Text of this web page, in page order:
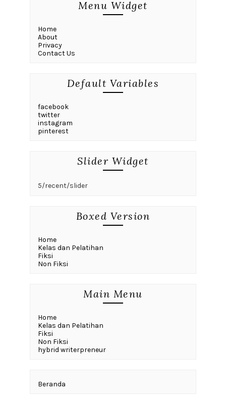
Menu Widget
Home
About
Privacy
Contact Us
Default Variables
facebook
twitter
instagram
pinterest
Slider Widget
5/recent/slider
Boxed Version
Home
Kelas dan Pelatihan
Fiksi
Non Fiksi
Main Menu
Home
Kelas dan Pelatihan
Fiksi
Non Fiksi
hybrid writerpreneur
Beranda